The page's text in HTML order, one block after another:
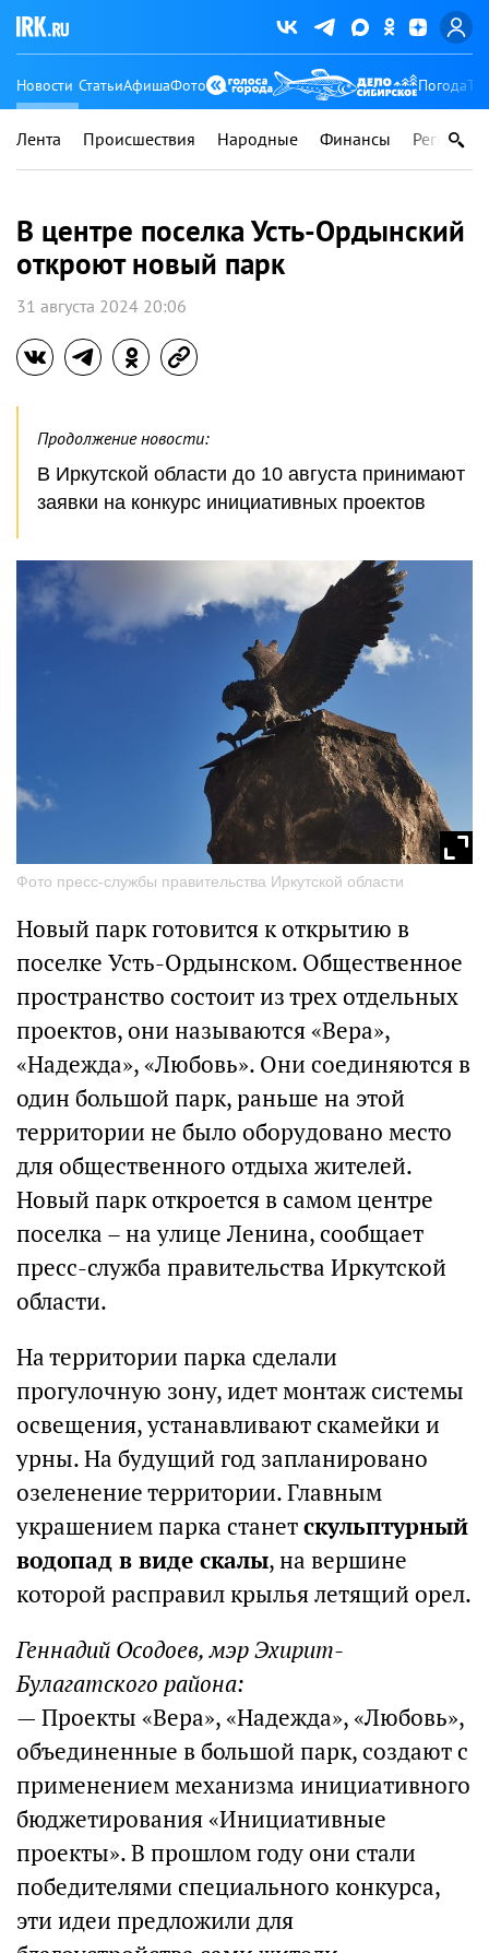
Новости СтатьиАфишаФото Погода
Лента Происшествия Народные Финансы Регионы
В центре поселка Усть-Ордынский
откроют новый парк
31 августа 2024 20:06
Продолжение новости:
В Иркутской области до 10 августа принимают
заявки на конкурс инициативных проектов
Фото пресс-службы правительства Иркутской области
Новый парк готовится к открытию в
поселке Усть-Ордынском. Общественное
пространство состоит из трех отдельных
проектов, они называются «Вера»,
«Надежда», «Любовь». Они соединяются в
один большой парк, раньше на этой
территории не было оборудовано место
для общественного отдыха жителей.
Новый парк откроется в самом центре
поселка – на улице Ленина, сообщает
пресс-служба правительства Иркутской
области.
На территории парка сделали
прогулочную зону, идет монтаж системы
освещения, устанавливают скамейки и
урны. На будущий год запланировано
озеленение территории. Главным
украшением парка станетскульптурный
водопад в виде скалы, на вершине
которой расправил крылья летящий орел.
Геннадий Осодоев, мэр Эхирит-
Булагатского района:
— Проекты «Вера», «Надежда», «Любовь»,
объединенные в большой парк, создают с
применением механизма инициативного
бюджетирования «Инициативные
проекты». В прошлом году они стали
победителями специального конкурса,
эти идеи предложили для